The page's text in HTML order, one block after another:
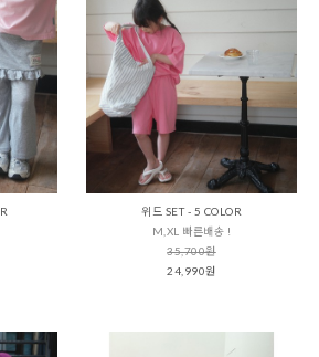
위드 SET - 5 COLOR
M,XL 빠른배송 !
35,700원
24,990원